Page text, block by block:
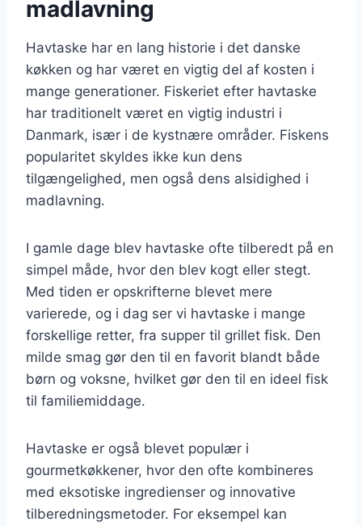
madlavning
Havtaske har en lang historie i det danske
køkken og har været en vigtig del af kosten i
mange generationer. Fiskeriet efter havtaske
har traditionelt været en vigtig industri i
Danmark, især i de kystnære områder. Fiskens
popularitet skyldes ikke kun dens
tilgængelighed, men også dens alsidighed i
madlavning.
I gamle dage blev havtaske ofte tilberedt på en
simpel måde, hvor den blev kogt eller stegt.
Med tiden er opskrifterne blevet mere
varierede, og i dag ser vi havtaske i mange
forskellige retter, fra supper til grillet fisk. Den
milde smag gør den til en favorit blandt både
børn og voksne, hvilket gør den til en ideel fisk
til familiemiddage.
Havtaske er også blevet populær i
gourmetkøkkener, hvor den ofte kombineres
med eksotiske ingredienser og innovative
tilberedningsmetoder. For eksempel kan